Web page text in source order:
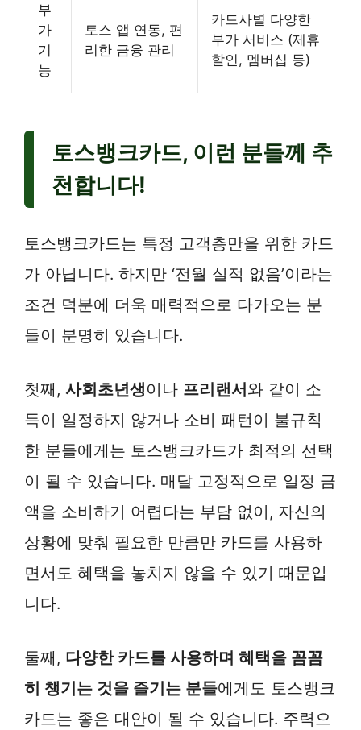
부
가
기
능
토스 앱 연동, 편
리한 금융 관리
카드사별 다양한
부가 서비스 (제휴
할인, 멤버십 등)
토스뱅크카드, 이런 분들께 추
천합니다!
토스뱅크카드는 특정 고객층만을 위한 카드
가 아닙니다. 하지만 ‘전월 실적 없음’이라는
조건 덕분에 더욱 매력적으로 다가오는 분
들이 분명히 있습니다.
첫째, 사회초년생이나 프리랜서와 같이 소
득이 일정하지 않거나 소비 패턴이 불규칙
한 분들에게는 토스뱅크카드가 최적의 선택
이 될 수 있습니다. 매달 고정적으로 일정 금
액을 소비하기 어렵다는 부담 없이, 자신의
상황에 맞춰 필요한 만큼만 카드를 사용하
면서도 혜택을 놓치지 않을 수 있기 때문입
니다.
둘째, 다양한 카드를 사용하며 혜택을 꼼꼼
히 챙기는 것을 즐기는 분들에게도 토스뱅크
카드는 좋은 대안이 될 수 있습니다. 주력으